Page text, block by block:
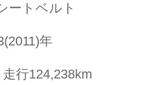
ートベルト
年
行124,238km